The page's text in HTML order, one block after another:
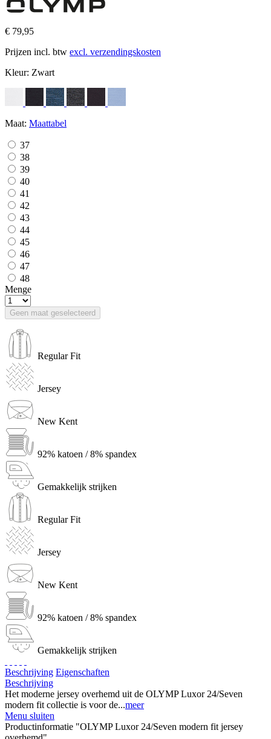
€ 79,95
Prijzen incl. btw excl. verzendingskosten
Kleur: Zwart
Maat: Maattabel
37
38
39
40
41
42
43
44
45
46
47
48
Menge
Geen maat geselecteerd
Regular Fit
Jersey
New Kent
92% katoen / 8% spandex
Gemakkelijk strijken
Regular Fit
Jersey
New Kent
92% katoen / 8% spandex
Gemakkelijk strijken
Beschrijving Eigenschaften
Beschrijving
Het moderne jersey overhemd uit de OLYMP Luxor 24/Seven
modern fit collectie is voor de...meer
Menu sluiten
Productinformatie "OLYMP Luxor 24/Seven modern fit jersey